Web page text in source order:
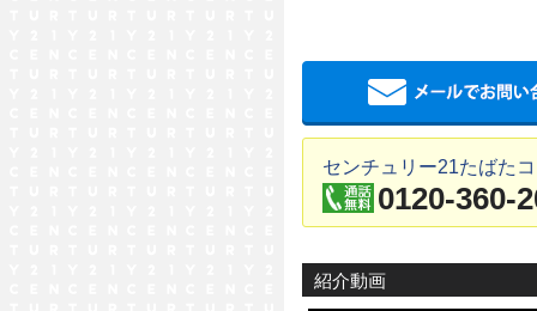
センチュリー21たばた
0120-360-
紹介動画